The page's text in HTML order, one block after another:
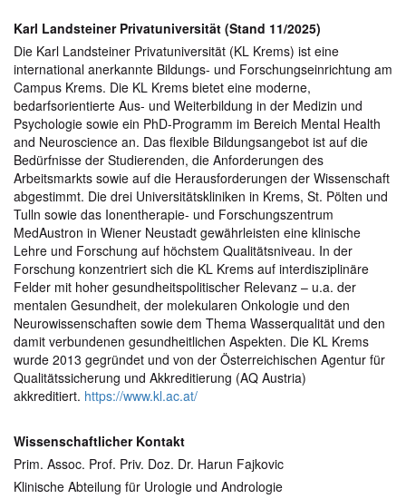
Karl Landsteiner Privatuniversität (Stand 11/2025)
Die Karl Landsteiner Privatuniversität (KL Krems) ist eine
international anerkannte Bildungs- und Forschungseinrichtung am
Campus Krems. Die KL Krems bietet eine moderne,
bedarfsorientierte Aus- und Weiterbildung in der Medizin und
Psychologie sowie ein PhD-Programm im Bereich Mental Health
and Neuroscience an. Das flexible Bildungsangebot ist auf die
Bedürfnisse der Studierenden, die Anforderungen des
Arbeitsmarkts sowie auf die Herausforderungen der Wissenschaft
abgestimmt. Die drei Universitätskliniken in Krems, St. Pölten und
Tulln sowie das Ionentherapie- und Forschungszentrum
MedAustron in Wiener Neustadt gewährleisten eine klinische
Lehre und Forschung auf höchstem Qualitätsniveau. In der
Forschung konzentriert sich die KL Krems auf interdisziplinäre
Felder mit hoher gesundheitspolitischer Relevanz – u.a. der
mentalen Gesundheit, der molekularen Onkologie und den
Neurowissenschaften sowie dem Thema Wasserqualität und den
damit verbundenen gesundheitlichen Aspekten. Die KL Krems
wurde 2013 gegründet und von der Österreichischen Agentur für
Qualitätssicherung und Akkreditierung (AQ Austria)
akkreditiert. https://www.kl.ac.at/
Wissenschaftlicher Kontakt
Prim. Assoc. Prof. Priv. Doz. Dr. Harun Fajkovic
Klinische Abteilung für Urologie und Andrologie